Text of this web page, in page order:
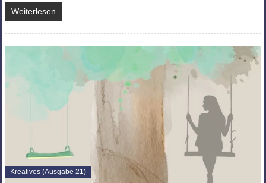
Weiterlesen
Kreatives (Ausgabe 21)